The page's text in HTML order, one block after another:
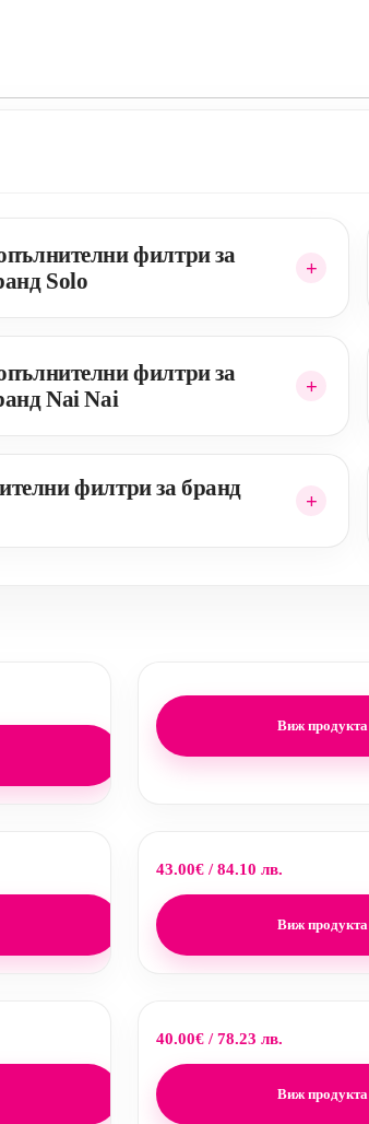
филтри за
Solo
филтри за
Nai Nai
филтри за бранд
Виж продукта
43.00€ / 84.10 лв.
Виж продукта
40.00€ / 78.23 лв.
Виж продукта